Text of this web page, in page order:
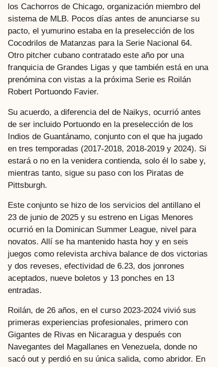
los Cachorros de Chicago, organización miembro del
sistema de MLB. Pocos días antes de anunciarse su
pacto, el yumurino estaba en la preselección de los
Cocodrilos de Matanzas para la Serie Nacional 64.
Otro pitcher cubano contratado este año por una
franquicia de Grandes Ligas y que también está en una
prenómina con vistas a la próxima Serie es Roilán
Robert Portuondo Favier.
Su acuerdo, a diferencia del de Naikys, ocurrió antes
de ser incluido Portuondo en la preselección de los
Indios de Guantánamo, conjunto con el que ha jugado
en tres temporadas (2017-2018, 2018-2019 y 2024). Si
estará o no en la venidera contienda, solo él lo sabe y,
mientras tanto, sigue su paso con los Piratas de
Pittsburgh.
Este conjunto se hizo de los servicios del antillano el
23 de junio de 2025 y su estreno en Ligas Menores
ocurrió en la Dominican Summer League, nivel para
novatos. Allí se ha mantenido hasta hoy y en seis
juegos como relevista archiva balance de dos victorias
y dos reveses, efectividad de 6.23, dos jonrones
aceptados, nueve boletos y 13 ponches en 13
entradas.
Roilán, de 26 años, en el curso 2023-2024 vivió sus
primeras experiencias profesionales, primero con
Gigantes de Rivas en Nicaragua y después con
Navegantes del Magallanes en Venezuela, donde no
sacó out y perdió en su única salida, como abridor. En